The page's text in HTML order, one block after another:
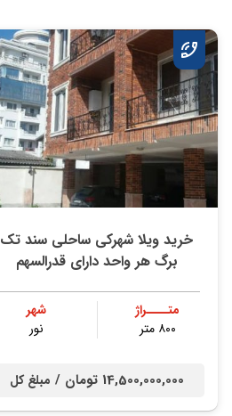
خرید ویلا شهرکی ساحلی سند تک
برگ هر واحد دارای قدرالسهم
متــــراژ
۸۰۰ متر
شهر
نور
14,500,000,000 تومان / مبلغ کل